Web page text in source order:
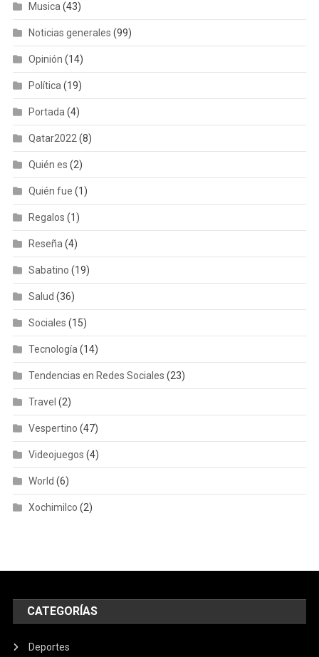
Musica (43)
Noticias generales (99)
Opinión (14)
Política (19)
Portada (4)
Qatar2022 (8)
Quién es (2)
Quién fue (1)
Regalos (1)
Reseña (4)
Sabatino (19)
Salud (36)
Sociales (15)
Tecnología (14)
Tendencias en Redes Sociales (23)
Travel (2)
Vespertino (47)
Videojuegos (4)
World (6)
Xochimilco (2)
CATEGORÍAS
Deportes